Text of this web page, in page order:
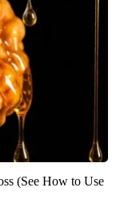
(See How to Use